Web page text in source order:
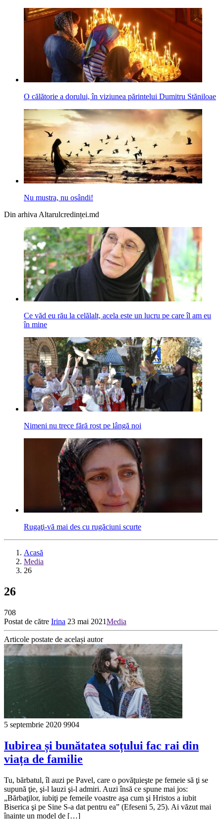
O călătorie a dorului, în viziunea părintelui Dumitru Stăniloae
Nu mustra, nu osândi!
Din arhiva Altarulcredinței.md
Ce văd eu rău la celălalt, acela este un lucru pe care îl am eu
în mine
Nimeni nu trece fără rost pe lângă noi
Rugaţi-vă mai des cu rugăciuni scurte
Acasă
Media
26
26
708
Postat de către Irina 23 mai 2021Media
Articole postate de același autor
5 septembrie 2020 9904
Iubirea și bunătatea soțului fac rai din
viața de familie
Tu, bărbatul, îl auzi pe Pavel, care o povăţuieşte pe femeie să ţi se
supună ţie, şi-l lauzi şi-l admiri. Auzi însă ce spune mai jos:
„Bărbaţilor, iubiţi pe femeile voastre aşa cum şi Hristos a iubit
Biserica şi pe Sine S-a dat pentru ea” (Efeseni 5, 25). Ai văzut mai
înainte un model de […]